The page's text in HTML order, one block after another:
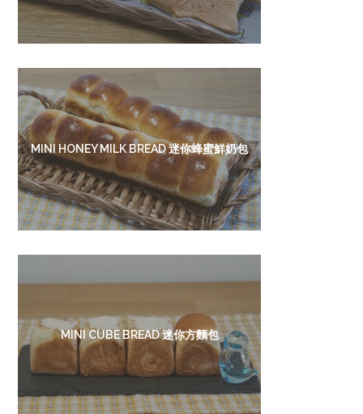
MINI HONEY MILK BREAD 迷你蜂蜜鮮奶包
MINI CUBE BREAD 迷你方麵包